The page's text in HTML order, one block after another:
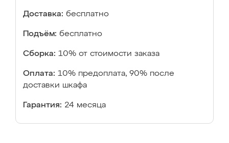
Доставка: бесплатно
Подъём: бесплатно
Сборка: 10% от стоимости заказа
Оплата: 10% предоплата, 90% после
доставки шкафа
Гарантия: 24 месяца